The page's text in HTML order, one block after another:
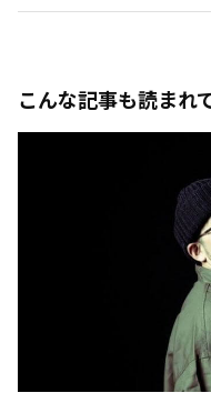
こんな記事も読まれ